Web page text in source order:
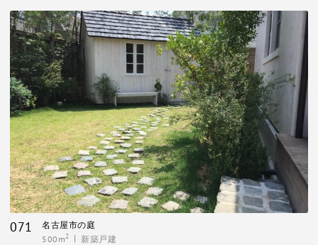
071
名古屋市の庭
500m2 新築戸建